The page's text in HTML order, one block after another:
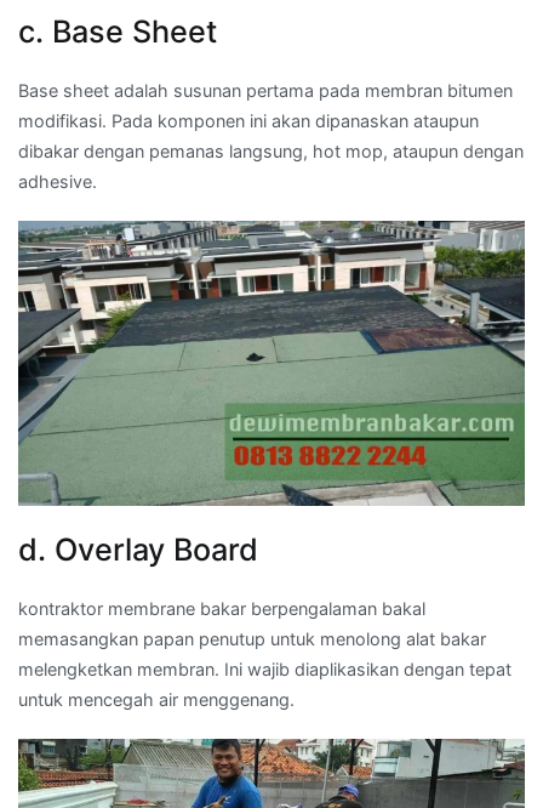
c. Base Sheet
Base sheet adalah susunan pertama pada membran bitumen
modifikasi. Pada komponen ini akan dipanaskan ataupun
dibakar dengan pemanas langsung, hot mop, ataupun dengan
adhesive.
d. Overlay Board
kontraktor membrane bakar berpengalaman bakal
memasangkan papan penutup untuk menolong alat bakar
melengketkan membran. Ini wajib diaplikasikan dengan tepat
untuk mencegah air menggenang.